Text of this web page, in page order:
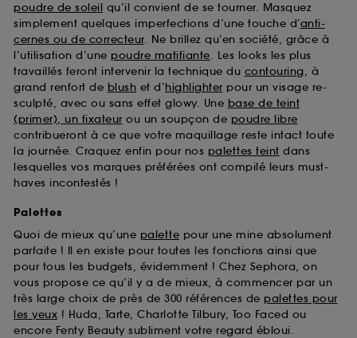
poudre de soleil qu’il convient de se tourner. Masquez
simplement quelques imperfections d’une touche d’anti-
cernes ou de correcteur. Ne brillez qu’en société, grâce à
l’utilisation d’une poudre matifiante. Les looks les plus
travaillés feront intervenir la technique du contouring, à
grand renfort de blush et d’highlighter pour un visage re-
sculpté, avec ou sans effet glowy. Une base de teint
(primer), un fixateur ou un soupçon de poudre libre
contribueront à ce que votre maquillage reste intact toute
la journée. Craquez enfin pour nos palettes teint dans
lesquelles vos marques préférées ont compilé leurs must-
haves incontestés !
Palettes
Quoi de mieux qu’une palette pour une mine absolument
parfaite ! Il en existe pour toutes les fonctions ainsi que
pour tous les budgets, évidemment ! Chez Sephora, on
vous propose ce qu’il y a de mieux, à commencer par un
très large choix de près de 300 références de palettes pour
les yeux ! Huda, Tarte, Charlotte Tilbury, Too Faced ou
encore Fenty Beauty subliment votre regard ébloui.